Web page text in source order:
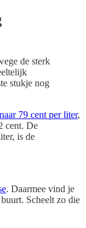
de sterk
stukje nog
79 cent per liter,
cent. De
is de
. Daarmee vind je
Scheelt zo die